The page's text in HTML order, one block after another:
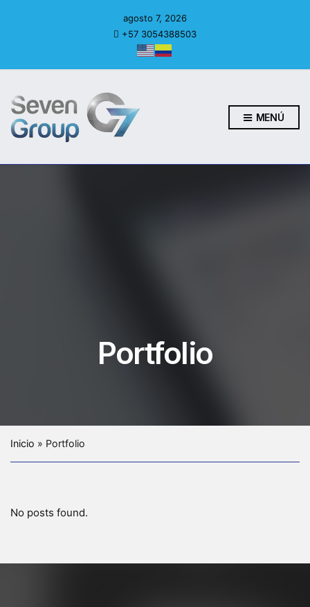
agosto 7, 2026
+57 3054388503
MENÚ
Portfolio
Inicio » Portfolio
No posts found.